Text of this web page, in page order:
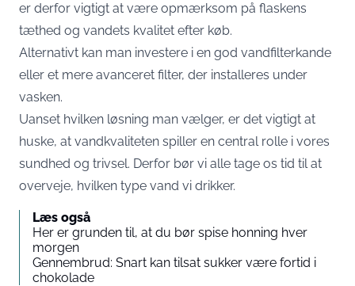
er derfor vigtigt at være opmærksom på flaskens
tæthed og vandets kvalitet efter køb.
Alternativt kan man investere i en god vandfilterkande
eller et mere avanceret filter, der installeres under
vasken.
Uanset hvilken løsning man vælger, er det vigtigt at
huske, at vandkvaliteten spiller en central rolle i vores
sundhed og trivsel. Derfor bør vi alle tage os tid til at
overveje, hvilken type vand vi drikker.
Læs også
Her er grunden til, at du bør spise honning hver
morgen
Gennembrud: Snart kan tilsat sukker være fortid i
chokolade